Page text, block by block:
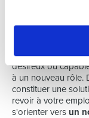
l'inplacement à
Toutes les
interne. De même,
désireux ou
à un nouveau rôle.
constituer une
revoir à votre
s'orienter vers un